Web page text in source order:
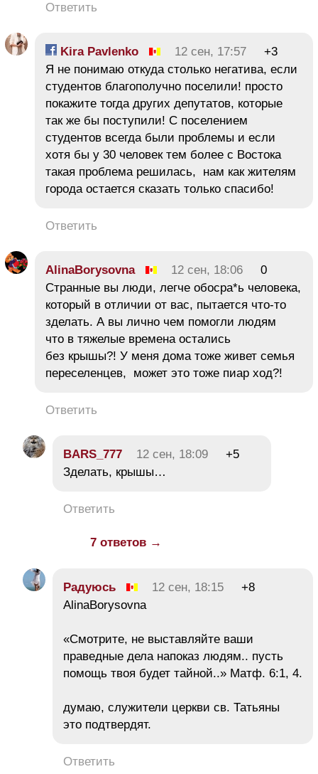
Ответить
Kira Pavlenko 12 сен, 17:57
+3
Я не понимаю откуда столько негатива, если
студентов благополучно поселили! просто
покажите тогда других депутатов, которые
так же бы поступили! С поселением
студентов всегда были проблемы и если
хотя бы у 30 человек тем более с Востока
такая проблема решилась, нам как жителям
города остается сказать только спасибо!
Ответить
AlinaBorysovna 12 сен, 18:06
0
Странные вы люди, легче обосра*ь человека,
который в отличии от вас, пытается что-то
зделать. А вы лично чем помогли людям
что в тяжелые времена остались
без крышы?! У меня дома тоже живет семья
переселенцев, может это тоже пиар ход?!
Ответить
BARS_777 12 сен, 18:09
+5
Зделать, крышы…
Ответить
7 ответов →
Радуюсь 12 сен, 18:15
+8
AlinaBorysovna
«Смотрите, не выставляйте ваши
праведные дела напоказ людям.. пусть
помощь твоя будет тайной..» Матф. 6:1, 4.
думаю, служители церкви св. Татьяны
это подтвердят.
Ответить